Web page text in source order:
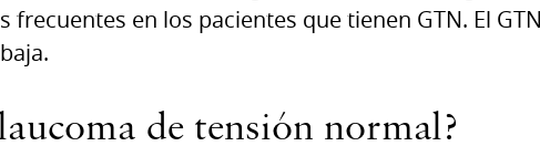
en los pacientes que tienen GTN. El GTN
de tensión normal?